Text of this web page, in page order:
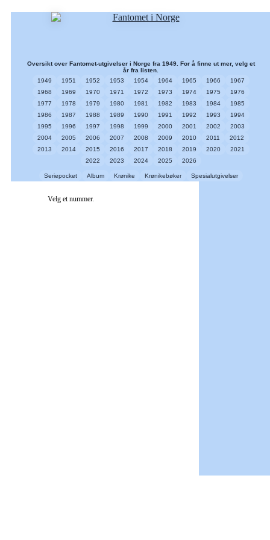
Oversikt over Fantomet-utgivelser i Norge fra 1949. For å finne ut mer, velg et
år fra listen.
1949
1951 1952 1953 1954 1964 1965 1966
1967
1968
1969 1970 1971 1972 1973 1974 1975
1976
1977
1978 1979 1980 1981 1982 1983 1984
1985
1986
1987 1988 1989 1990 1991 1992 1993
1994
1995
1996 1997 1998 1999 2000 2001 2002
2003
2004
2005 2006 2007 2008 2009 2010 2011
2012
2013
2014 2015 2016 2017 2018 2019 2020
2021
2022
2023 2024 2025 2026
Seriepocket Album Krønike Krønikebøker Spesialutgivelser
Velg et nummer.